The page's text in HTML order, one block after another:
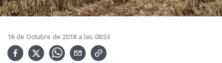
16 de Octubre de 2018 a las 08:53